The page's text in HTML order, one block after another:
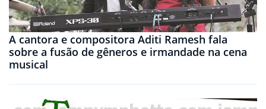
A cantora e compositora Aditi Ramesh fala
sobre a fusão de gêneros e irmandade na cena
musical